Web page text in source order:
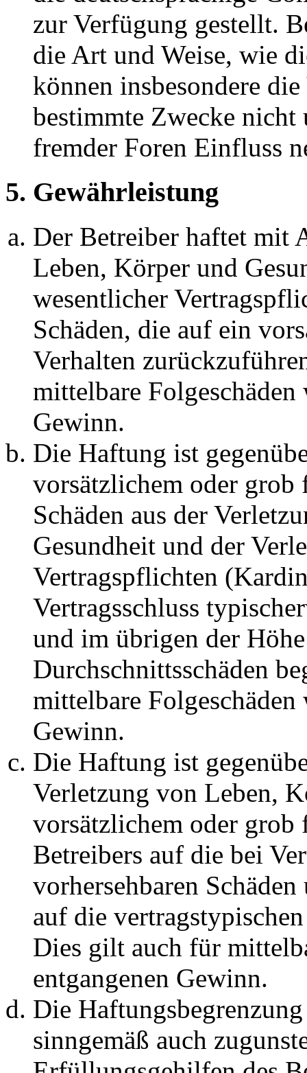
zur Verfügung gestellt.
die Art und Weise, wie
können insbesondere
bestimmte Zwecke nicht
fremder Foren Einfluss
5. Gewährleistung
Der Betreiber haftet mit
Leben, Körper und
wesentlicher
Schäden, die auf ein
Verhalten
mittelbare Folgeschäden
Gewinn.
Die Haftung ist
vorsätzlichem oder grob
Schäden aus der
Gesundheit und der
Vertragspflichten
Vertragsschluss
und im übrigen der
Durchschnittsschäden
mittelbare Folgeschäden
Gewinn.
Die Haftung ist
Verletzung von Leben,
vorsätzlichem oder grob
Betreibers auf die bei
vorhersehbaren
auf die
Dies gilt auch für
entgangenen Gewinn.
Die
sinngemäß auch